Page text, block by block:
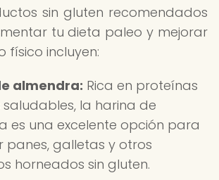
sin gluten recomendados
tu dieta paleo y mejorar
físico incluyen:
almendra: Rica en proteínas
la harina de
es una excelente opción para
panes, galletas y otros
horneados sin gluten.